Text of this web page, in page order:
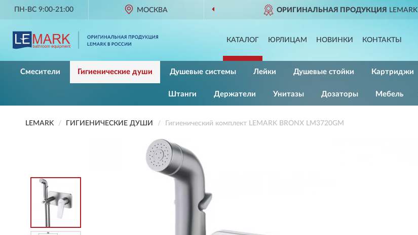
ПН-ВС 9:00-21:00 МОСКВА ОРИГИНАЛЬНАЯ ПРОДУКЦИЯ LEMARK
КАТАЛОГ ЮРЛИЦАМ НОВИНКИ КОНТАКТЫ
Смесители Гигиенические души Душевые системы Лейки Душевые стойки Картриджи
Штанги Держатели Унитазы Дозаторы Мебель
LEMARK ГИГИЕНИЧЕСКИЕ ДУШИ Гигиенический комплект LEMARK BRONX LM3720GM